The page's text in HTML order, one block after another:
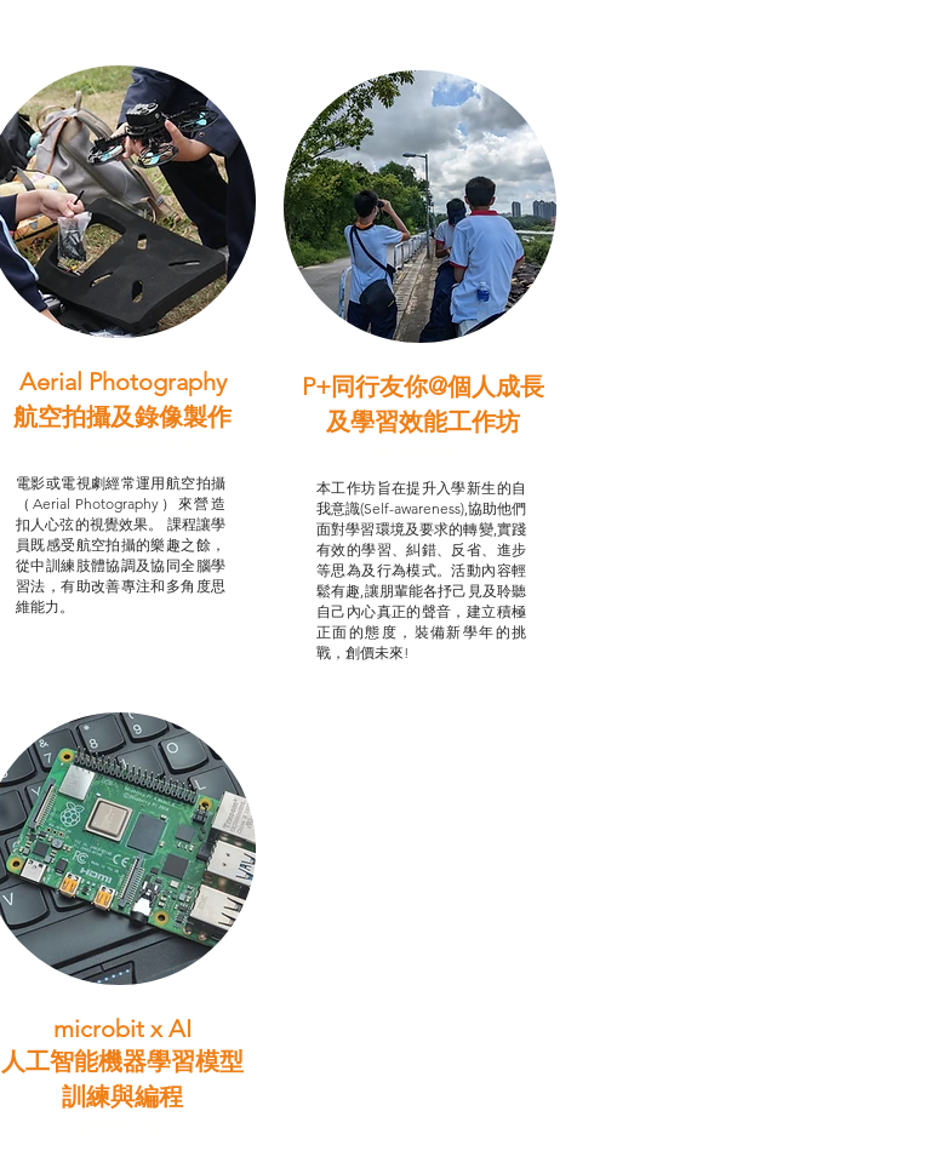
Aerial Photography
航空拍攝及錄像製作
電影或電視劇經常運用航空拍攝
（Aerial Photography）來營造
扣人心弦的視覺效果。 課程讓學
員既感受航空拍攝的樂趣之餘，
從中訓練肢體協調及協同全腦學
習法，有助改善專注和多角度思
維能力。
P+同行友你@個人成長
及學習效能工作坊
本工作坊旨在提升入學新生的自
我意識(Self-awareness),協助他們
面對學習環境及要求的轉變,實踐
有效的學習、糾錯、反省、進步
等思為及行為模式。活動內容輕
鬆有趣,讓朋輩能各抒己見及聆聽
自己內心真正的聲音，建立積極
正面的態度，裝備新學年的挑
戰，創價未來!
microbit x AI
人工智能機器學習模型
訓練與編程